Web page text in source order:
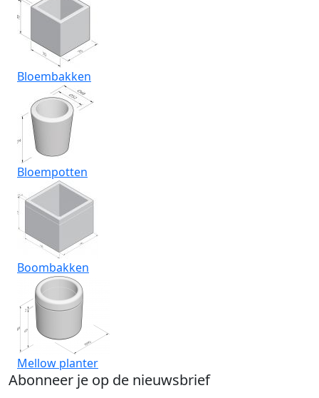
Bloembakken
Bloempotten
Boombakken
Mellow planter
Abonneer je op de nieuwsbrief